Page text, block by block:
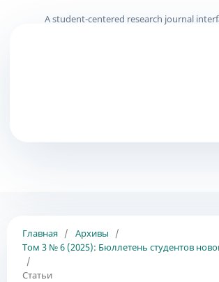
Главная / Архивы
/
Том 3 № 6 (2025): Бюллетень студентов
/
Статьи